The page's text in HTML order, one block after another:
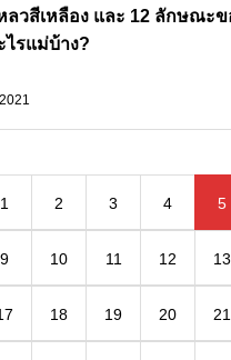
ลวสีเหลือง และ 12 ลักษณะ
ไรแม่บ้าง?
1 2 3 4 5
9 10 11 12 13
18 19 20 21